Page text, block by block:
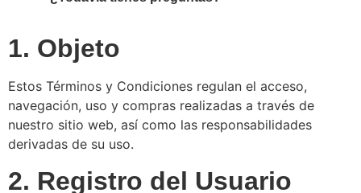
1. Objeto
Estos Términos y Condiciones regulan el acceso,
navegación, uso y compras realizadas a través de
nuestro sitio web, así como las responsabilidades
derivadas de su uso.
2. Registro del Usuario